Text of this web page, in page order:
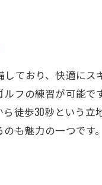
初心者必見！
忙しい方でも気
荷物を減らすこ
プロによる道具
ており、快適に
フの練習が可能
徒歩30秒という
も魅力の一つで